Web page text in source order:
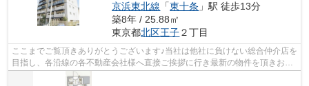
京浜東北線 「東十条 」駅 徒歩13分
築8年 / 25.88㎡
東京都北区王子２丁目
ここまでご覧頂きありがとうございます♪当社は他社に負けない総合仲介店を
目指し、各沿線の各不動産会社様へ直接ご挨拶に行き最新の物件を頂きお客
様へ提供しております！最新の情報は...